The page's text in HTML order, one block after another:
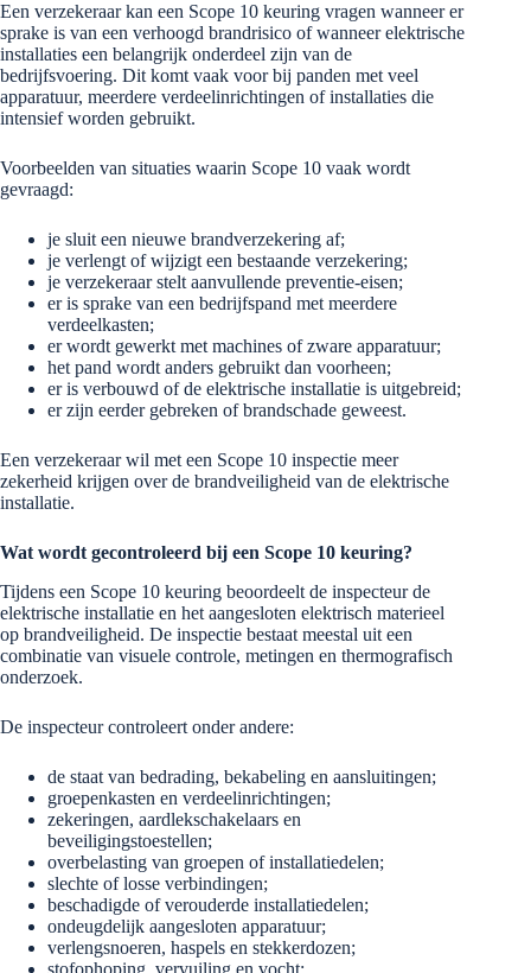
Een verzekeraar kan een Scope 10 keuring vragen wanneer er
sprake is van een verhoogd brandrisico of wanneer elektrische
installaties een belangrijk onderdeel zijn van de
bedrijfsvoering. Dit komt vaak voor bij panden met veel
apparatuur, meerdere verdeelinrichtingen of installaties die
intensief worden gebruikt.
Voorbeelden van situaties waarin Scope 10 vaak wordt
gevraagd:
je sluit een nieuwe brandverzekering af;
je verlengt of wijzigt een bestaande verzekering;
je verzekeraar stelt aanvullende preventie-eisen;
er is sprake van een bedrijfspand met meerdere
verdeelkasten;
er wordt gewerkt met machines of zware apparatuur;
het pand wordt anders gebruikt dan voorheen;
er is verbouwd of de elektrische installatie is uitgebreid;
er zijn eerder gebreken of brandschade geweest.
Een verzekeraar wil met een Scope 10 inspectie meer
zekerheid krijgen over de brandveiligheid van de elektrische
installatie.
Wat wordt gecontroleerd bij een Scope 10 keuring?
Tijdens een Scope 10 keuring beoordeelt de inspecteur de
elektrische installatie en het aangesloten elektrisch materieel
op brandveiligheid. De inspectie bestaat meestal uit een
combinatie van visuele controle, metingen en thermografisch
onderzoek.
De inspecteur controleert onder andere:
de staat van bedrading, bekabeling en aansluitingen;
groepenkasten en verdeelinrichtingen;
zekeringen, aardlekschakelaars en
beveiligingstoestellen;
overbelasting van groepen of installatiedelen;
slechte of losse verbindingen;
beschadigde of verouderde installatiedelen;
ondeugdelijk aangesloten apparatuur;
verlengsnoeren, haspels en stekkerdozen;
stofophoping, vervuiling en vocht;